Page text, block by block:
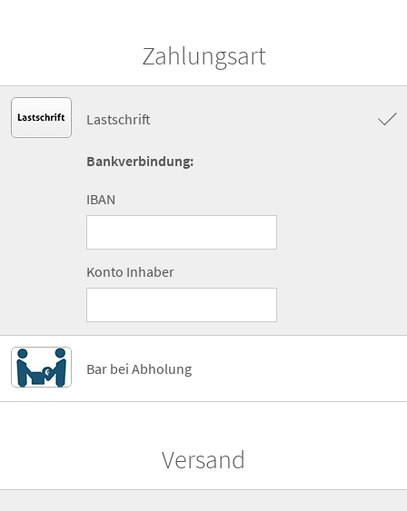
Zahlungsart
Lastschrift
Bankverbindung:
IBAN
Konto Inhaber
Bar bei Abholung
Versand